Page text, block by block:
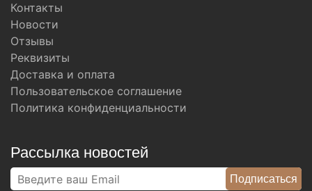
Контакты
Новости
Отзывы
Реквизиты
Доставка и оплата
Пользовательское соглашение
Политика конфиденциальности
Рассылка новостей